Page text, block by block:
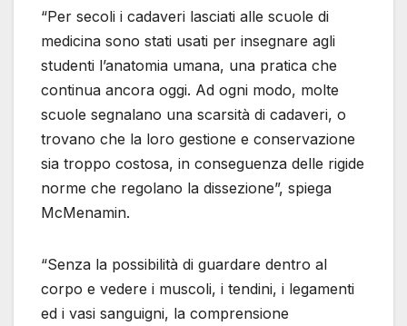
“Per secoli i cadaveri lasciati alle scuole di
medicina sono stati usati per insegnare agli
studenti l’anatomia umana, una pratica che
continua ancora oggi. Ad ogni modo, molte
scuole segnalano una scarsità di cadaveri, o
trovano che la loro gestione e conservazione
sia troppo costosa, in conseguenza delle rigide
norme che regolano la dissezione”, spiega
McMenamin.
“Senza la possibilità di guardare dentro al
corpo e vedere i muscoli, i tendini, i legamenti
ed i vasi sanguigni, la comprensione